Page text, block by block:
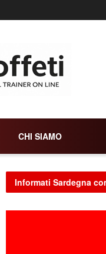
CHI SIAMO
Informati Sardegna